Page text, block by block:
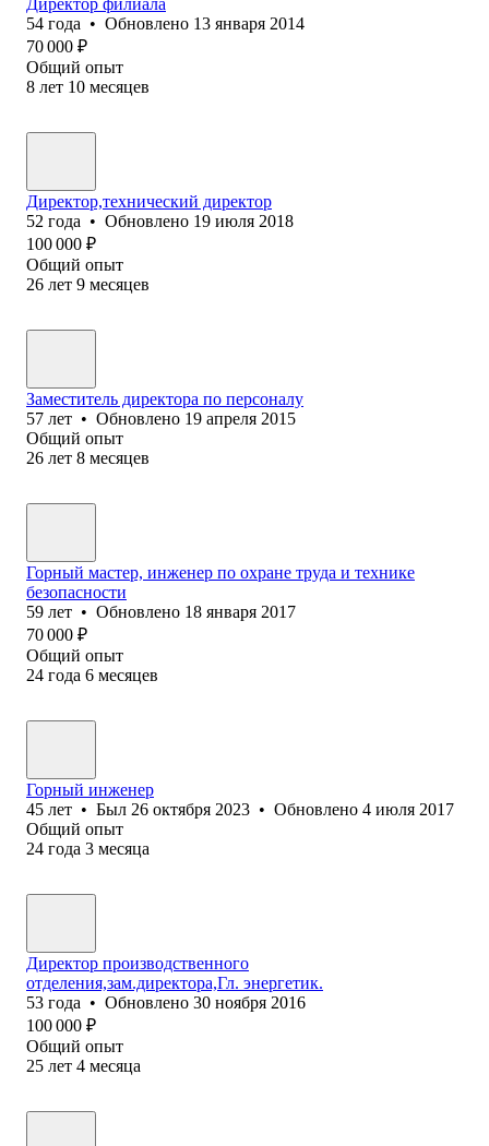
54 года • Обновлено 13 января 2014
70 000 ₽
Общий опыт
8 лет 10 месяцев
Директор,технический директор
52 года • Обновлено 19 июля 2018
100 000 ₽
Общий опыт
26 лет 9 месяцев
Заместитель директора по персоналу
57 лет • Обновлено 19 апреля 2015
Общий опыт
26 лет 8 месяцев
Горный мастер, инженер по охране труда и технике
безопасности
59 лет • Обновлено 18 января 2017
70 000 ₽
Общий опыт
24 года 6 месяцев
Горный инженер
45 лет • Был 26 октября 2023 • Обновлено 4 июля 2017
Общий опыт
24 года 3 месяца
Директор производственного
отделения,зам.директора,Гл. энергетик.
53 года • Обновлено 30 ноября 2016
100 000 ₽
Общий опыт
25 лет 4 месяца